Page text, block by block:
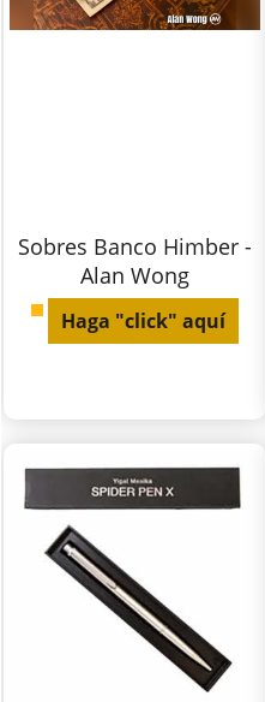
Sobres Banco Himber -
Alan Wong
Haga "click" aquí